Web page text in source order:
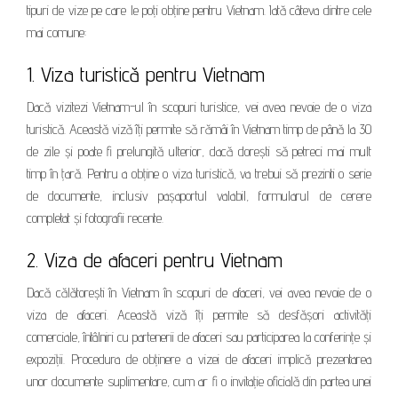
tipuri de vize pe care le poți obține pentru Vietnam. Iată câteva dintre cele
mai comune:
1. Viza turistică pentru Vietnam
Dacă vizitezi Vietnam-ul în scopuri turistice, vei avea nevoie de o viza
turistică. Această viză îți permite să rămâi în Vietnam timp de până la 30
de zile și poate fi prelungită ulterior, dacă dorești să petreci mai mult
timp în țară. Pentru a obține o viza turistică, va trebui să prezinti o serie
de documente, inclusiv pașaportul valabil, formularul de cerere
completat și fotografii recente.
2. Viza de afaceri pentru Vietnam
Dacă călătorești în Vietnam în scopuri de afaceri, vei avea nevoie de o
viza de afaceri. Această viză îți permite să desfășori activități
comerciale, întâlniri cu partenerii de afaceri sau participarea la conferințe și
expoziții. Procedura de obținere a vizei de afaceri implică prezentarea
unor documente suplimentare, cum ar fi o invitație oficială din partea unei